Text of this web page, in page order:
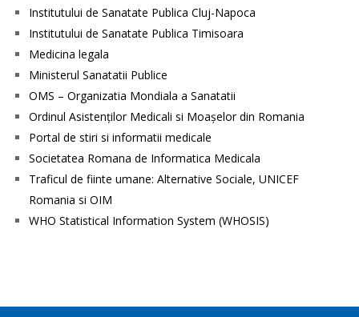
Institutului de Sanatate Publica Cluj-Napoca
Institutului de Sanatate Publica Timisoara
Medicina legala
Ministerul Sanatatii Publice
OMS – Organizatia Mondiala a Sanatatii
Ordinul Asistenţilor Medicali si Moaşelor din Romania
Portal de stiri si informatii medicale
Societatea Romana de Informatica Medicala
Traficul de fiinte umane: Alternative Sociale, UNICEF
Romania si OIM
WHO Statistical Information System (WHOSIS)